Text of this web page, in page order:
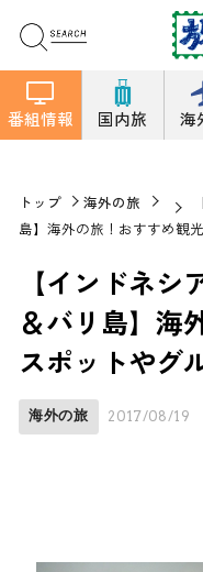
番組情報 国内旅 海
トップ 海外の旅
島】海外の旅！おすすめ観
【インドネ
＆バリ島】海
スポットやグ
海外の旅 2017/08/19